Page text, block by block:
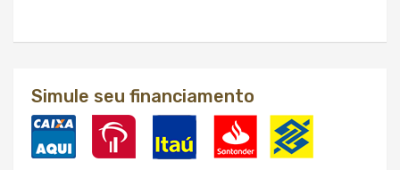
Simule seu financiamento